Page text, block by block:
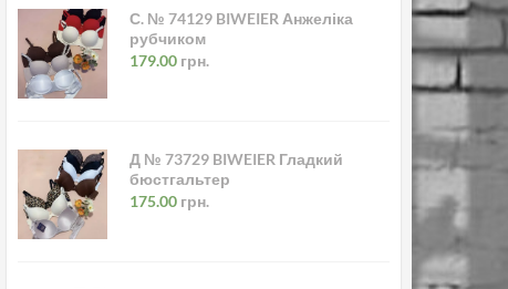
С. № 74129 BIWEIER Анжеліка
рубчиком
179.00 грн.
Д № 73729 BIWEIER Гладкий
бюстгальтер
175.00 грн.